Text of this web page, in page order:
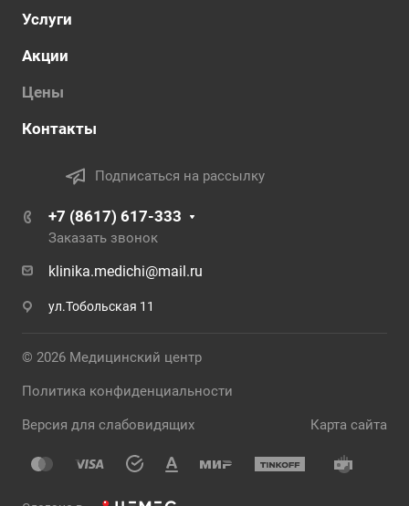
Услуги
Акции
Цены
Контакты
Подписаться на рассылку
+7 (8617) 617-333
Заказать звонок
klinika.medichi@mail.ru
ул.Тобольская 11
© 2026 Медицинский центр
Политика конфиденциальности
Версия для слабовидящих Карта сайта